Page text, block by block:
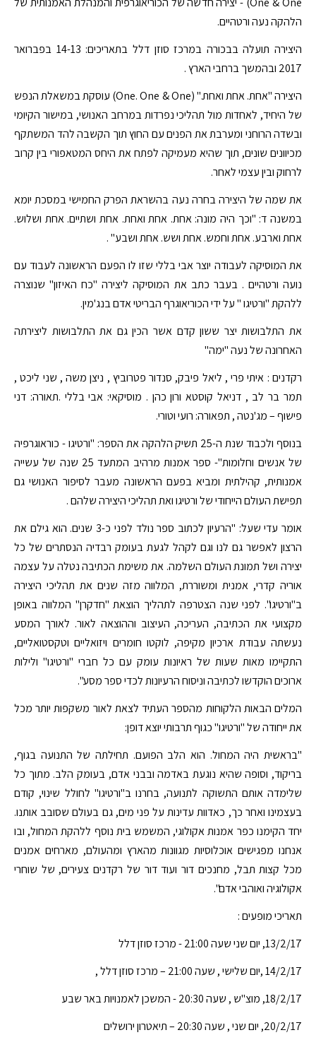
הלהקה נעה ורטהיים.
היצירה תועלה בבכורה במרכז סוזן דלל בתאריכים: 14-13 בפברואר
2017 ובהמשך ברחבי הארץ .
היצירה "אחת. אחת ואחת." (One. One & One) עוסקת במשאלת הנפש
של היחיד, לאחדות מול תהליכי נפרדות במרחב האנושי, במישור הקיומי
ובשדה הרוחני ומערבת את הפנים עם החוץ תוך הקשבה להד המשתקף
מכיוונים שונים, תוך שהיא מעמיקה לפתח את היחס המטאפורי בין קרוב
לרחוק ובין עצמי לאחר.
את שמה של היצירה בחרה נעה בהשראת הפרק החמישי במסכת יומא
במשנה ד: "וכך היה מונה: אחת. אחת ואחת. אחת ושתיים. אחת ושלוש.
אחת וארבע. אחת וחמש. אחת ושש. אחת ושבע" .
את המוסיקה לעבודה יוצר אבי בללי שזו לו הפעם הראשונה לעבוד עם
נועה ורטהיים . בעבר כתב את המוסיקה ליצירה "כח האיזון" שנוצרה
ללהקת "ורטיגו " על ידי הכוריאוגרף הבריטי אדם בנג'מין.
את התלבושות יצר ששון קדם אשר הכין גם את התלבושות ליצירתה
האחרונה של נעה "ימה"
רקדנים : איתי פרי , ליאל פיבק, סנדור פטרוביץ , ניצן משה , שני ליכט ,
תמר בר לב , דניאל קוסטא ורון כהן . מוסיקאי: אבי בללי .תאורה: דני
פישוף – מג'נטה , תפאורה: רועי וטורי.
בנוסף ולכבוד שנת ה-25 תשיק הלהקה את הספר: "ורטיגו - כוראוגרפיה
של אנשים וחלומות"- ספר אמנות מרהיב המתעד 25 שנה של עשייה
אמנותית, קהילתית ומביא בפעם הראשונה מעבר לסיפור האנושי גם
תפישת העולם הייחודי של ורטיגו ואת תהליכי היצירה שלהם .
אומר עדי שעל: "הרעיון לכתוב ספר נולד לפני כ-3 שנים. הוא גילם את
הרצון לאפשר גם לנו וגם לקהל לגעת בעומק רבדיה הנסתרים של כל
יצירה ושל תמונת העולם השלמה. את משימת הכתיבה נטלה על עצמה
אוריה קדרי, אמנית ומשוררת, המלווה מזה שנים את תהליכי היצירה
ב"ורטיגו". לפני שנה הצטרפה לתהליך הוצאת "חדקרן" המלווה באופן
מקצועי את הכתיבה, העריכה, העיצוב וההוצאה לאור. לאורך המסע
נעשתה עבודת ארכיון מקיפה, לוקטו חומרים ויזואליים וטקסטואליים,
התקיימו מאות שעות של ראיונות עומק עם כל חברי "ורטיגו" ולילות
ארוכים הוקדשו לכתיבה וניסוח הרעיונות לכדי ספר מסע".
המלים הבאות הלקוחות מהספר העתיד לצאת לאור משקפות יותר מכל
את ייחודה של "ורטיגו" כגוף תרבותי יוצא דופן:
"בראשית היה המחול. הוא הלב הפועם. תחילתה של התנועה בגוף,
בריקוד, וסופה שהיא נוגעת באדמה ובבני אדם, בעומק הלב. מתוך כל
שלימדה אותם התשוקה לתנועה, בחרנו ב"ורטיגו" לחולל שינוי, קודם
בעצמינו ואחר כך, כאדוות עדינות על פני מים, גם בעולם שסובב אותנו.
יחד הקימנו כפר אמנות אקולוגי, המשמש בית נוסף ללהקת המחול, ובו
אנחנו מפגישים אוכלוסיות מגוונות מהארץ ומהעולם, מארחים אמנים
מכל קצות תבל, מחנכים דור ועוד דור של רקדנים צעירים, של שוחרי
אקולוגיה ואוהבי אדם".
תאריכי מופעים :
13/2/17, יום שני שעה 21:00 - מרכז סוזן דלל
14/2/17 ,יום שלישי , שעה 21:00 – מרכז סוזן דלל ,
18/2/17, מוצ"ש , שעה 20:30 - המשכן לאמנויות באר שבע
20/2/17, יום שני , שעה 20:30 – תיאטרון ירושלים